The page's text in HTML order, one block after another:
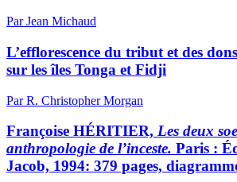
Par Jean Michaud
L’efflorescence du tribut et des
sur les îles Tonga et Fidji
Par R. Christopher Morgan
Françoise HÉRITIER, Les deux
anthropologie de l’inceste. Paris :
Jacob, 1994: 379 pages,